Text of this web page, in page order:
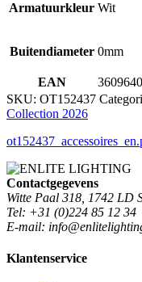
Armatuurkleur Wit
Buitendiameter 0mm
EAN
SKU: OT152437
Collection 2026
Contactgegevens
Witte Paal 318, 1742 LD
Tel: +31 (0)224 85 12 34
E-mail:
Klantenservice